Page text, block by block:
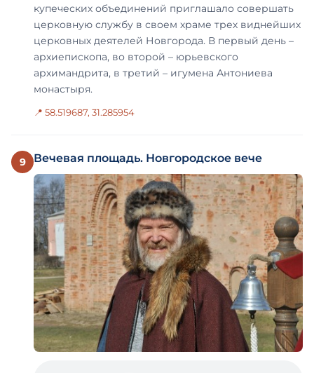
купеческих объединений приглашало совершать
церковную службу в своем храме трех виднейших
церковных деятелей Новгорода. В первый день –
архиепископа, во второй – юрьевского
архимандрита, в третий – игумена Антониева
монастыря.
📍 58.519687, 31.285954
9 Вечевая площадь. Новгородское вече